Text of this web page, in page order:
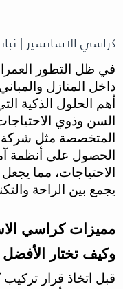
كراسي الاسانسير |
في ظل التطور
داخل المنازل
أهم الحلول الذكية
السن وذوي
الحصول على أنظمة
الاحتياجات، مما
يجمع بين الراحة
مميزات كراسي
وكيف تختار
قبل اتخاذ قرار